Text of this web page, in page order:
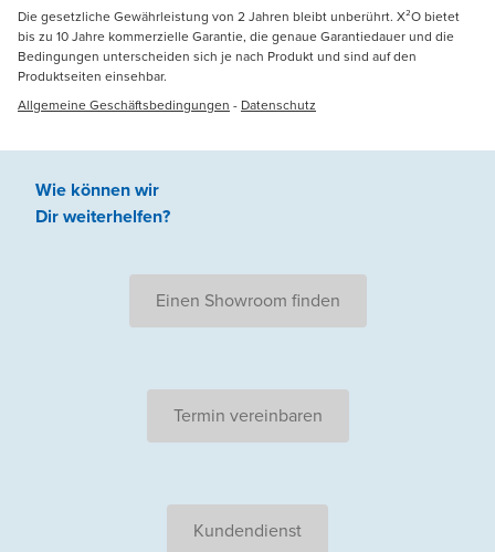
Die gesetzliche Gewährleistung von 2 Jahren bleibt unberührt. X²O bietet
bis zu 10 Jahre kommerzielle Garantie, die genaue Garantiedauer und die
Bedingungen unterscheiden sich je nach Produkt und sind auf den
Produktseiten einsehbar.
Allgemeine Geschäftsbedingungen - Datenschutz
Wie können wir
Dir weiterhelfen?
Einen Showroom finden
Termin vereinbaren
Kundendienst